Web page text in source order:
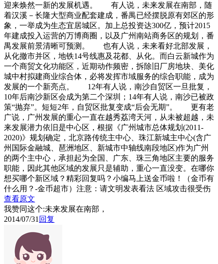
迎来焕然一新的发展机遇。 有人说，未来发展在南部，随
着汉溪－长隆大型商业配套建成，番禺已经摆脱原有郊区的形
象，一举成为生态宜居城区。加上总投资达300亿，预计2015
年建成投入运营的万博商圈，以及广州南站商务区的规划，番
禺发展前景清晰可预测。 也有人说，未来看好北部发展，
从化撤市并区，地铁14号线惠及花都、从化。而白云新城作为
一个商贸文化功能区，近期动作频密，拆除旧厂房地块、美化
城中村拟建商业综合体，必将发挥市域服务的综合职能，成为
发展的一个新亮点。 12年有人说，南沙自贸区一旦批复，
10年后南沙新区会成为第二个深圳；14年有人说，南沙已被政
策“抛弃”。短短2年，自贸区批复变成“后会无期”。 更有老
广说，广州发展的重心一直在越秀荔湾天河，从未被超越，未
来发展潜力依旧是中心区，根据《广州城市总体规划(2011-
2020)》规划确定，北京路传统主中心、珠江新城主中心(含广
州国际金融城、琶洲地区、新城市中轴线南段地区)作为广州
的两个主中心，承担起为全国、广东、珠三角地区主要的服务
职能，因此其他区域的发展只是辅助，重心一直没变。在哪你
想买哪个新区域？精彩回复吗？小编马上送金币啦！（金币有
什么用？-金币超市）注意：请文明发表看法 区域攻击很受伤
查看原文
我赞同这个:未来发展在南部，
2014/07/31回复